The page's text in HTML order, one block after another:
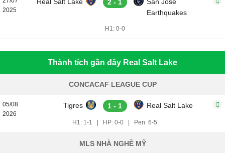
2025
2 - 1
Earthquakes
H1: 0-0
Thành tích gần đây Real Salt Lake
CONCACAF LEAGUE CUP
05/08
2026
Tigres 1 - 1 Real Salt Lake
H1: 1-1 HP: 0-0 Pen: 6-5
MLS NHÀ NGHỀ MỸ